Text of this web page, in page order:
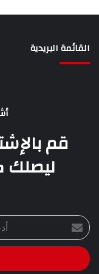
القائمة البريدية
قم
ليصلك
أدخل
بريدك
الإلكتروني